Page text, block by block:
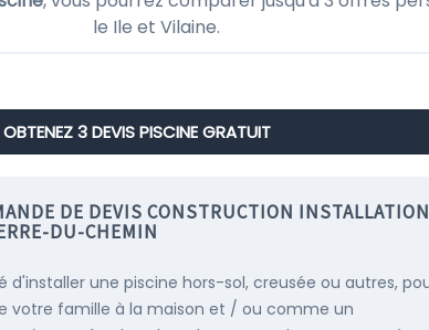
le Ile et Vilaine.
OBTENEZ 3 DEVIS PISCINE GRATUIT
DE DEVIS CONSTRUCTION INSTALLATION
DU-CHEMIN
d'installer une piscine hors-sol, creusée ou autres,
votre famille à la maison et / ou comme un